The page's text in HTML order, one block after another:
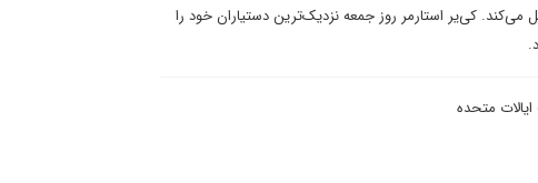
می‌کند. کی‌یر استارمر روز جمعه نزدیک‌ترین دستیاران خود را
متحده